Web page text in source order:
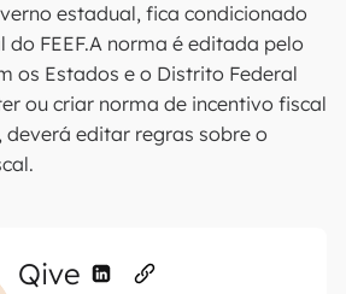
estadual, fica condicionado
FEEF.A norma é editada pelo
os Estados e o Distrito Federal
ou criar norma de incentivo fiscal
, deverá editar regras sobre o
Qive